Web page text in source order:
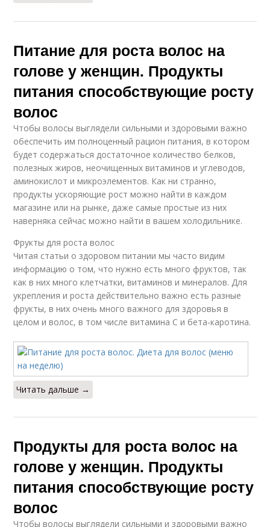
Питание для роста волос на
голове у женщин. Продукты
питания способствующие росту
волос
Чтобы волосы выглядели сильными и здоровыми важно
обеспечить им полноценный рацион питания, в котором
будет содержаться достаточное количество белков,
полезных жиров, неочищенных витаминов и углеводов,
аминокислот и микроэлементов. Как ни странно,
продукты ускоряющие рост можно найти в каждом
магазине или на рынке, даже самые простые из них
наверняка сейчас можно найти в вашем холодильнике.
Фрукты для роста волос
Читая статьи о здоровом питании мы часто видим
информацию о том, что нужно есть много фруктов, так
как в них много клетчатки, витаминов и минералов. Для
укрепления и роста действительно важно есть разные
фрукты, в них очень много важного для здоровья в
целом и волос, в том числе витамина С и бета-каротина.
Читать дальше →
Продукты для роста волос на
голове у женщин. Продукты
питания способствующие росту
волос
Чтобы волосы выглядели сильными и здоровыми важно